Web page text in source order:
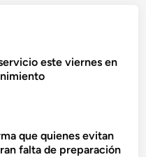
este viernes en
que quienes evitan
falta de preparación